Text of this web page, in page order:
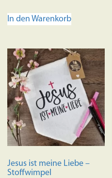
In den Warenkorb
Jesus ist meine Liebe –
Stoffwimpel